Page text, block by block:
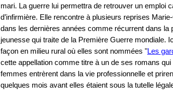
mari. La guerre lui permettra de retrouver un emploi
d’infirmière. Elle rencontre à plusieurs reprises
dans les dernières années comme récurrent dans la
jeunesse qui traite de la Première Guerre mondiale.
façon en milieu rural où elles sont nommées "Les
cette appellation comme titre à un de ses romans
femmes entrèrent dans la vie professionnelle et
quelques mois avant elles étaient sous la tutelle